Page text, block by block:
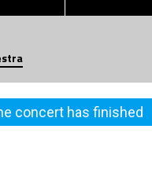
concert has finished